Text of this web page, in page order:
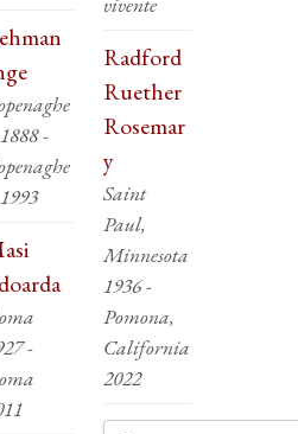
-
-
Radford
Ruether
Rosemar
y
Saint
Paul,
Minnesota
1936 -
Pomona,
California
2022